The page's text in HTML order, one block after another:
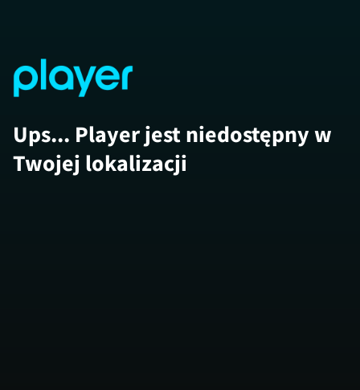
Ups... Player jest niedostępny w
Twojej lokalizacji